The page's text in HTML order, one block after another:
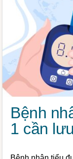
Bệnh
1 cần